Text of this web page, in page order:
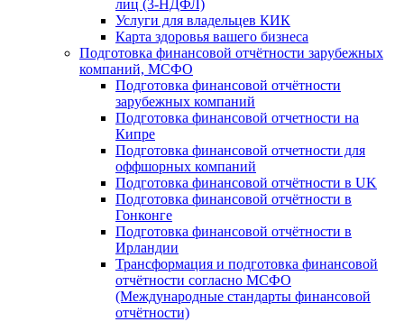
лиц (3-НДФЛ)
Услуги для владельцев КИК
Карта здоровья вашего бизнеса
Подготовка финансовой отчётности зарубежных
компаний, МСФО
Подготовка финансовой отчётности
зарубежных компаний
Подготовка финансовой отчетности на
Кипре
Подготовка финансовой отчетности для
оффшорных компаний
Подготовка финансовой отчётности в UK
Подготовка финансовой отчётности в
Гонконге
Подготовка финансовой отчётности в
Ирландии
Трансформация и подготовка финансовой
отчётности согласно МСФО
(Международные стандарты финансовой
отчётности)